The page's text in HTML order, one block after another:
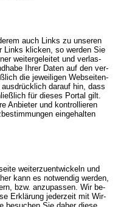
auch Links zu un­se­ren
Links kli­cken, so wer­den Sie
wei­ter­ge­lei­tet und ver­las­
Ihrer Daten auf den ver­
die je­wei­li­gen Web­sei­ten­
dar­auf hin, dass
für die­ses Por­tal gilt.
An­bie­ter und kon­trol­lie­ren
ein­ge­hal­ten
wei­ter­zu­ent­wi­ckeln und
kann es not­wen­dig wer­den,
bzw. an­zu­pas­sen. Wir be­
Er­klä­rung je­der­zeit mit Wir­